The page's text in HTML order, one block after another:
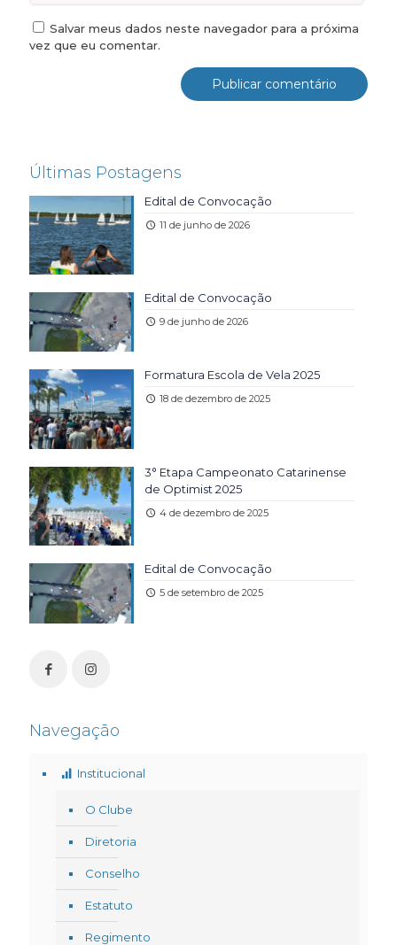
Salvar meus dados neste navegador para a próxima
vez que eu comentar.
Últimas Postagens
Edital de Convocação
11 de junho de 2026
Edital de Convocação
9 de junho de 2026
Formatura Escola de Vela 2025
18 de dezembro de 2025
3° Etapa Campeonato Catarinense
de Optimist 2025
4 de dezembro de 2025
Edital de Convocação
5 de setembro de 2025
Navegação
Institucional
O Clube
Diretoria
Conselho
Estatuto
Regimento